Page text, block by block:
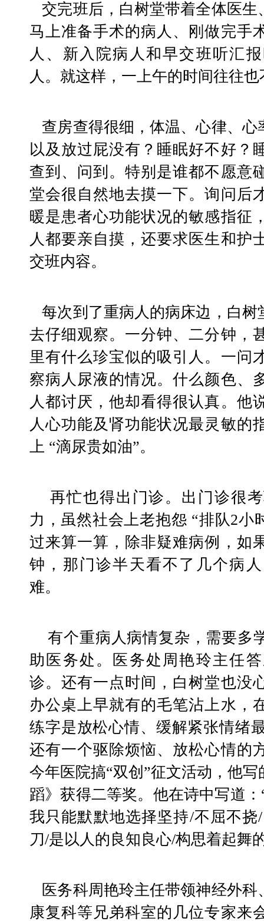
   交完班后，白树堂带着全体医生、护士查房。他重点查
马上准备手术的病人、刚做完手
人、新入院病人和早交班听汇
人。就这样，一上午的时间往往
   查房查得很细，体温、心律、心率、尿量、大便等情况
以及放过屁没有？睡眠好不好？
查到、问到。特别是谁都不愿意
堂会很自然地去摸一下。询问后
暖是患者心功能状况的敏感指征
人都要亲自摸，还要求医生和护
交班内容。
   每次到了重病人的病床边，白树堂都会附身到病床下面
去仔细观察。一分钟、二分钟，
里有什么珍宝似的吸引人。一问
察病人尿液的情况。什么颜色、
人都讨厌，他却看得很认真。他
人心功能及肾功能状况最灵敏的
上 “滴尿贵如油”。
    再忙也得出门诊。出门诊很考验医生的快速诊断能
力，虽然社会上老抱怨 “排队2小
过来算一算，除非疑难病例，如
钟，那门诊半天看不了几个病
难。
    有个重病人病情复杂，需要多学科协作，他打电话求
助医务处。医务处周艳玲主任
诊。还有一点时间，白树堂也没
办公桌上早就有的毛笔沾上水，
练字是放松心情、缓解紧张情绪
还有一个驱除烦恼、放松心情的
今年医院搞“双创”征文活动，他
蹈》获得二等奖。他在诗中写道
我只能默默地选择坚持/不屈不
刀/是以人的良知良心/构思着起舞
康复科等兄弟科室的几位专家来